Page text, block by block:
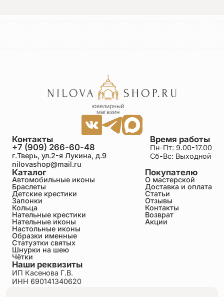
Каталог
Автомобильные иконы
Браслеты
Детские крестики
Запонки
Кольца
Нательные крестики
Нательные иконы
Настольные иконы
Образки именные
Статуэтки святых
Шнурки на шею
Чётки
Покупателю
О мастерской
Доставка и оплата
Статьи
Отзывы
Контакты
Возврат
Акции
Время работы
Пн-Пт: 9.00-17.00
Сб-Вс: Выходной
Контакты
+7 (909) 266-60-48
г.Тверь, ул.2-я Лукина, д.9
nilovashop@mail.ru
Наши реквизиты
ИП Касенова Г.В.
ИНН 690141340620